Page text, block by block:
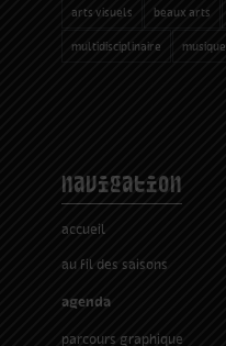
arts visuels beaux arts
multidisciplinaire musique
navigation
accueil
au fil des saisons
agenda
parcours graphique